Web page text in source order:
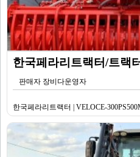
판매자 장비다운영자
한국페라리트랙터 | VELOCE-